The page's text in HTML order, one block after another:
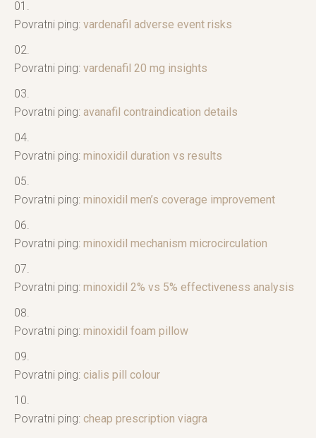
Povratni ping: vardenafil adverse event risks
Povratni ping: vardenafil 20 mg insights
Povratni ping: avanafil contraindication details
Povratni ping: minoxidil duration vs results
Povratni ping: minoxidil men’s coverage improvement
Povratni ping: minoxidil mechanism microcirculation
Povratni ping: minoxidil 2% vs 5% effectiveness analysis
Povratni ping: minoxidil foam pillow
Povratni ping: cialis pill colour
Povratni ping: cheap prescription viagra